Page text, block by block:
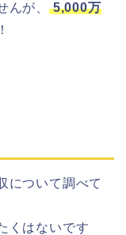
んが、 5,000万
について調べて
くはないです